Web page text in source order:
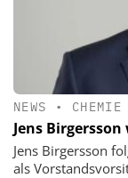
NEWS • CHEMIE
Jens
Jens Birgersson
als